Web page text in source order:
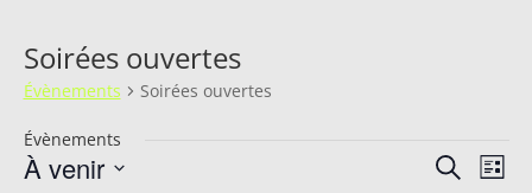
Soirées ouvertes
Évènements Soirées ouvertes
Évènements
Recherche
et
Recherche
de
Liste
À venir